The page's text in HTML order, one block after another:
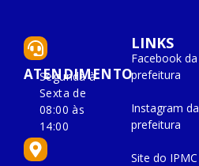
ATENDIMENTO
Segunda à
Sexta de
08:00 às
14:00
LINKS
Facebook da
prefeitura
Instagram da
prefeitura
Site do IPMC